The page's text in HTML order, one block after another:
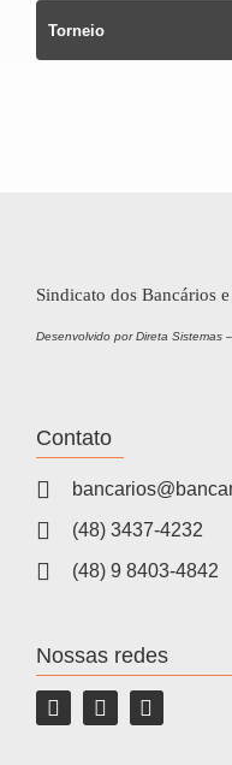
Torneio
Sindicato dos Bancários
Desenvolvido por Direta Sistemas –
Contato
(48) 3437-4232
(48) 9 8403-4842
Nossas redes